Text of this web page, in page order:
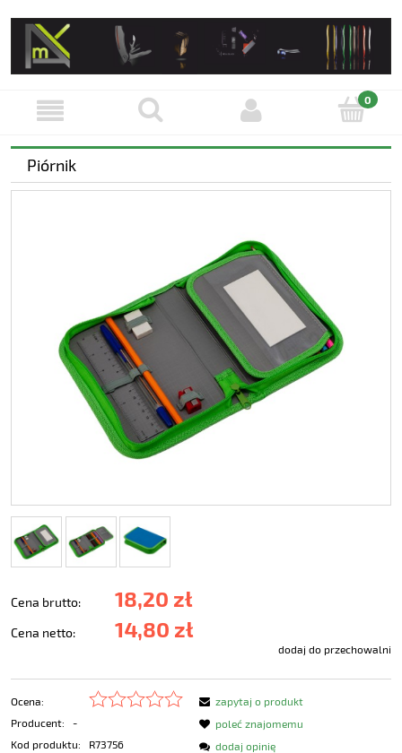
Piórnik
Cena brutto: 18,20 zł
Cena netto: 14,80 zł
dodaj do przechowalni
Ocena:
Producent:
-
Kod produktu:
R73756
zapytaj o produkt
poleć znajomemu
dodaj opinię